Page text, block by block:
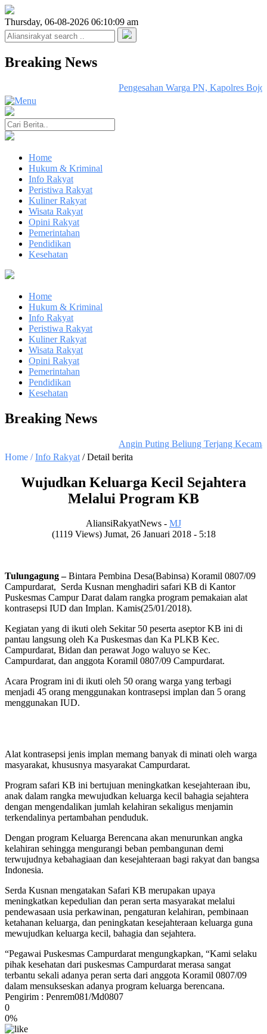
Thursday, 06-08-2026 06:10:09 am
Breaking News
Pengesahan Warga PN, Kapolres
Home
Hukum & Kriminal
Info Rakyat
Peristiwa Rakyat
Kuliner Rakyat
Wisata Rakyat
Opini Rakyat
Pemerintahan
Pendidikan
Kesehatan
Home
Hukum & Kriminal
Info Rakyat
Peristiwa Rakyat
Kuliner Rakyat
Wisata Rakyat
Opini Rakyat
Pemerintahan
Pendidikan
Kesehatan
Breaking News
Angin Puting Beliung Terjang
Home /Info Rakyat / Detail berita
Wujudkan Keluarga Kecil Sejahtera
Melalui Program KB
AliansiRakyatNews - MJ
(1119 Views) Jumat, 26 Januari 2018 - 5:18
Tulungagung –Bintara Pembina Desa(Babinsa) Koramil 0807/09
Campurdarat, Serda Kusnan menghadiri safari KB di Kantor
Puskesmas Campur Darat dalam rangka program pemakaian alat
kontrasepsi IUD dan Implan. Kamis(25/01/2018).
Kegiatan yang di ikuti oleh Sekitar 50 peserta aseptor KB ini di
pantau langsung oleh Ka Puskesmas dan Ka PLKB Kec.
Campurdarat, Bidan dan perawat Jogo waluyo se Kec.
Campurdarat, dan anggota Koramil 0807/09 Campurdarat.
Acara Program ini di ikuti oleh 50 orang warga yang terbagi
menjadi 45 orang menggunakan kontrasepsi implan dan 5 orang
menggunakan IUD.
Alat kontrasepsi jenis implan memang banyak di minati oleh warga
masyarakat, khususnya masyarakat Campurdarat.
Program safari KB ini bertujuan meningkatkan kesejahteraan ibu,
anak dalam rangka mewujudkan keluarga kecil bahagia sejahtera
dengan mengendalikan jumlah kelahiran sekaligus menjamin
terkendalinya pertambahan penduduk.
Dengan program Keluarga Berencana akan menurunkan angka
kelahiran sehingga mengurangi beban pembangunan demi
terwujudnya kebahagiaan dan kesejahteraan bagi rakyat dan bangsa
Indonesia.
Serda Kusnan mengatakan Safari KB merupakan upaya
meningkatkan kepedulian dan peran serta masyarakat melalui
pendewasaan usia perkawinan, pengaturan kelahiran, pembinaan
ketahanan keluarga, dan peningkatan kesejahteraan keluarga guna
mewujudkan keluarga kecil, bahagia dan sejahtera.
“Pegawai Puskesmas Campurdarat mengungkapkan, “Kami selaku
pihak kesehatan dari puskesmas Campurdarat merasa sangat
terbantu sekali adanya peran serta dari anggota Koramil 0807/09
dalam mensukseskan adanya program keluarga berencana.
Pengirim : Penrem081/Md0807
0
0%